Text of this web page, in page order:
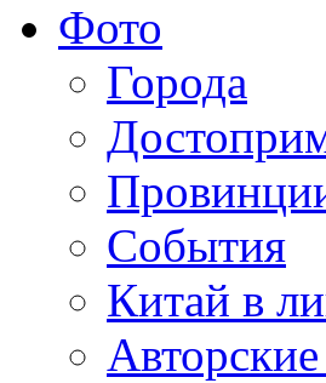
Фото
Города
События
Китай в